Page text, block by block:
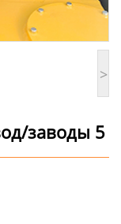
>
заводы 5